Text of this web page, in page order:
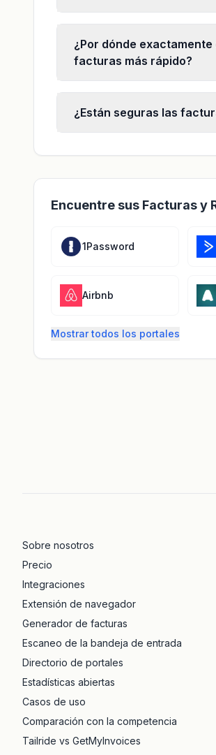
¿Por dónde
facturas más rápido?
¿Están seguras las
Encuentre sus Facturas y
1Password
Airbnb
Mostrar todos los portales
Sobre nosotros
Precio
Integraciones
Extensión de navegador
Generador de facturas
Escaneo de la bandeja de entrada
Directorio de portales
Estadísticas abiertas
Casos de uso
Comparación con la competencia
Tailride vs GetMyInvoices